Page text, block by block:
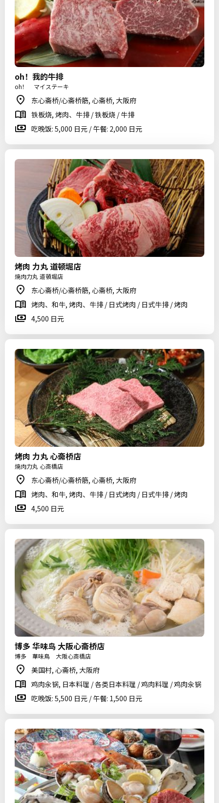
oh！我的牛排
oh！ マイステーキ
东心斋桥/心斋桥筋, 心斋桥, 大阪府
铁板烧, 烤肉、牛排 / 铁板烧 / 牛排
吃晚饭: 5,000 日元 / 午餐: 2,000 日元
烤肉 力丸 道顿堀店
焼肉力丸 道頓堀店
东心斋桥/心斋桥筋, 心斋桥, 大阪府
烤肉、和牛, 烤肉、牛排 / 日式烤肉 / 日式牛排 / 烤肉
4,500 日元
烤肉 力丸 心斋桥店
焼肉力丸 心斎橋店
东心斋桥/心斋桥筋, 心斋桥, 大阪府
烤肉、和牛, 烤肉、牛排 / 日式烤肉 / 日式牛排 / 烤肉
4,500 日元
博多 华味鸟 大阪心斋桥店
博多 華味鳥 大阪心斎橋店
美国村, 心斋桥, 大阪府
鸡肉汆锅, 日本料理 / 各类日本料理 / 鸡肉料理 / 鸡肉汆锅
吃晚饭: 5,500 日元 / 午餐: 1,500 日元